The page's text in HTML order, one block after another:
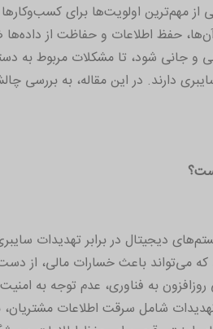
از مهم‌ترین اولویت‌ها برای
حفظ اطلاعات و حفاظت از
و جانی شود، تا مشکلات مربوط به
دارند. در این مقاله، به بررسی
دیجیتال در برابر تهدیدات
می‌تواند باعث خسارات مالی، از
به فناوری، عدم توجه به
شامل سرقت اطلاعات مشتریان،